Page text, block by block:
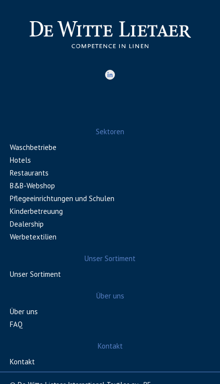
Sektoren
Waschbetriebe
Hotels
Restaurants
B&B-Webshop
Pflegeeinrichtungen und Schulen
Kinderbetreuung
Dealership
Werbetextilien
Unser Sortiment
Unser Sortiment
Über uns
Über uns
FAQ
Kontakt
Kontakt